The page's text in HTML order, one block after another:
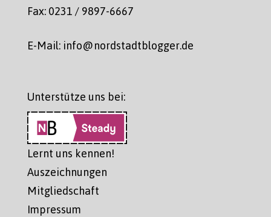
Fax: 0231 / 9897-6667
E-Mail: info@nordstadtblogger.de
Unterstütze uns bei:
Lernt uns kennen!
Auszeichnungen
Mitgliedschaft
Impressum